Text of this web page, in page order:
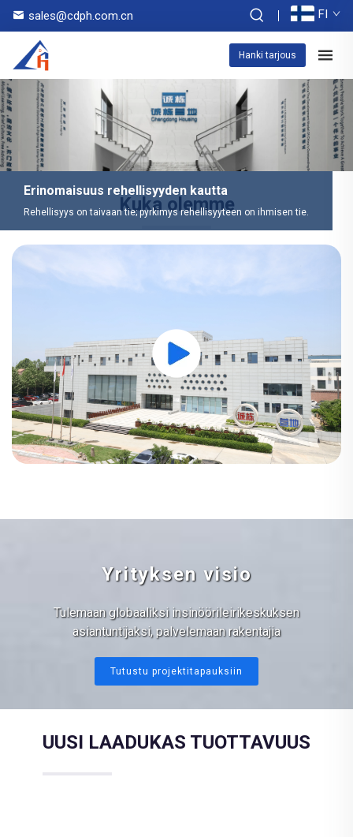
sales@cdph.com.cn FI
Hanki tarjous
Erinomaisuus rehellisyyden kautta
Rehellisyys on taivaan tie; pyrkimys rehellisyyteen on ihmisen tie.
Kuka olemme
Yrityksen visio
Tulemaan globaaliksi insinöörileirikeskuksen
asiantuntijaksi, palvelemaan rakentajia
Tutustu projektitapauksiin
UUSI LAADUKAS TUOTTAVUUS